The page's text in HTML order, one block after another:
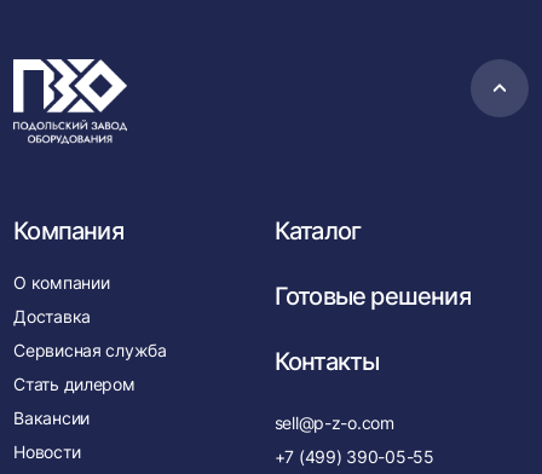
в
Компания
О компании
Доставка
Сервисная служба
Стать дилером
Вакансии
Новости
Каталог
Готовые решения
Контакты
sell@p-z-o.com
+7 (499) 390-05-55